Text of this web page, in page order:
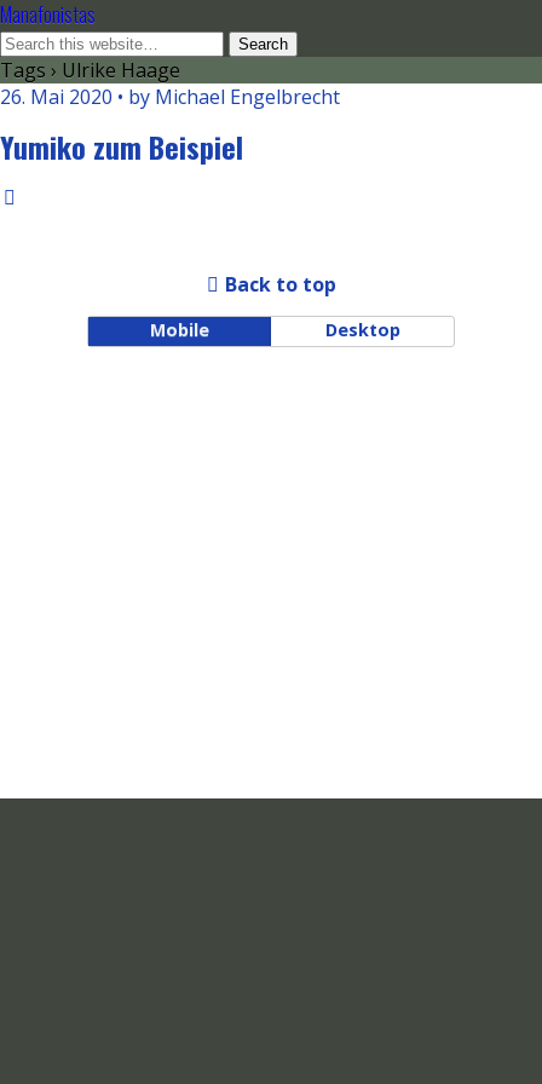
Manafonistas
Tags › Ulrike Haage
26. Mai 2020 • by Michael Engelbrecht
Yumiko zum Beispiel
Back to top
Mobile Desktop